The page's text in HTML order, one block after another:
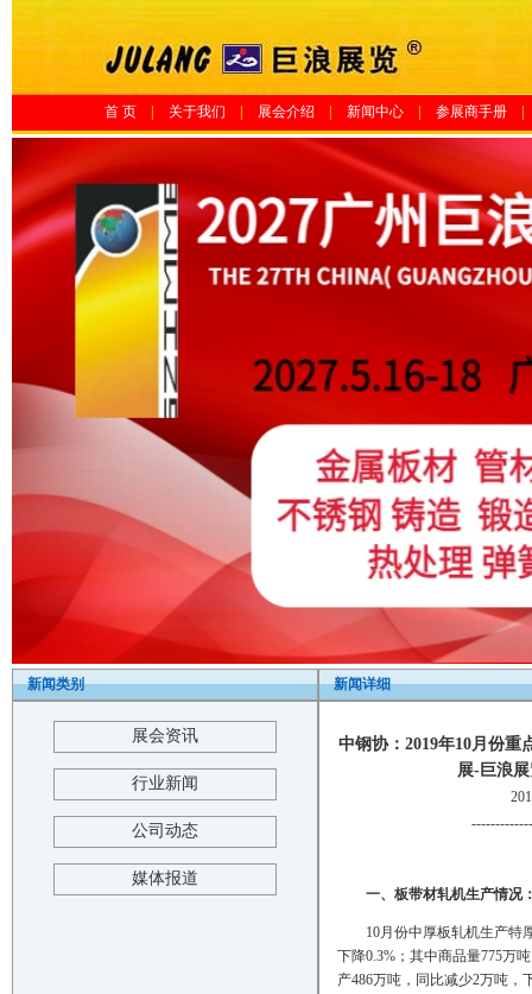
首 页 关于我们 展会介绍 新闻中心 参展商手册|
新闻类别
展会资讯
行业新闻
公司动态
媒体报道
新闻详细
中钢协：2019年10月份重
展-巨浪
一、板带材轧机生产情况
10月份中厚板轧机生产特
下降0.3%；其中商品量775万
产486万吨，同比减少2万吨，